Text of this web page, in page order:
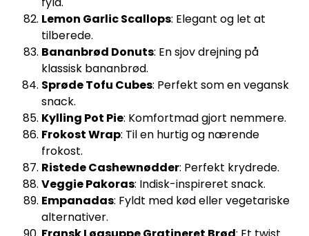
Lemon Garlic Scallops: Elegant og let at
tilberede.
Bananbrød Donuts: En sjov drejning på
klassisk bananbrød.
Sprøde Tofu Cubes: Perfekt som en vegansk
snack.
Kylling Pot Pie: Komfortmad gjort nemmere.
Frokost Wrap: Til en hurtig og nærende
frokost.
Ristede Cashewnødder: Perfekt krydrede.
Veggie Pakoras: Indisk-inspireret snack.
Empanadas: Fyldt med kød eller vegetariske
alternativer.